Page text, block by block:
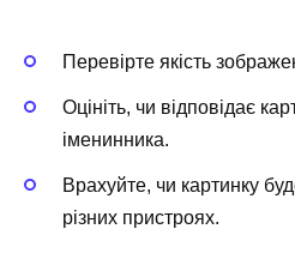
Перевірте якість
Оцініть, чи відповідає
іменинника.
Врахуйте, чи картинку
різних пристроях.